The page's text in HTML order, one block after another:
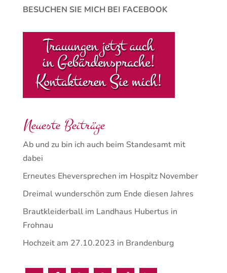
BESUCHEN SIE MICH BEI FACEBOOK
Neueste Beiträge
Ab und zu bin ich auch beim Standesamt mit
dabei
Erneutes Eheversprechen im Hospitz November
Dreimal wunderschön zum Ende diesen Jahres
Brautkleiderball im Landhaus Hubertus in
Frohnau
Hochzeit am 27.10.2023 in Brandenburg